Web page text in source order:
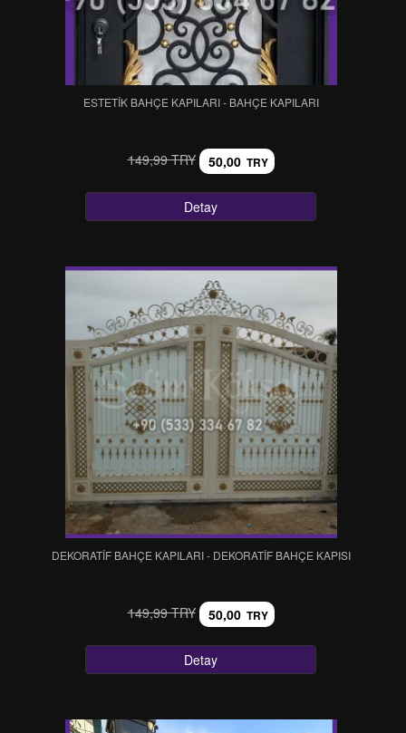
ESTETİK BAHÇE KAPILARI - BAHÇE KAPILARI
149,99 TRY 50,00 TRY
Detay
DEKORATİF BAHÇE KAPILARI - DEKORATİF BAHÇE KAPISI
149,99 TRY 50,00 TRY
Detay